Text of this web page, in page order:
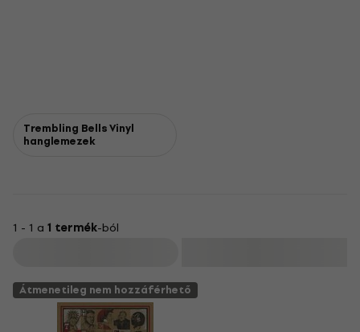
Trembling Bells Vinyl
hanglemezek
1 - 1 a 1 termék-ból
Átmenetileg nem hozzáférhető